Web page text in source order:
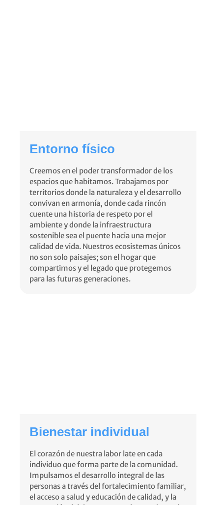
Entorno físico
Creemos en el poder transformador de los
espacios que habitamos. Trabajamos por
territorios donde la naturaleza y el desarrollo
convivan en armonía, donde cada rincón
cuente una historia de respeto por el
ambiente y donde la infraestructura
sostenible sea el puente hacia una mejor
calidad de vida. Nuestros ecosistemas únicos
no son solo paisajes; son el hogar que
compartimos y el legado que protegemos
para las futuras generaciones.
Bienestar individual
El corazón de nuestra labor late en cada
individuo que forma parte de la comunidad.
Impulsamos el desarrollo integral de las
personas a través del fortalecimiento familiar,
el acceso a salud y educación de calidad, y la